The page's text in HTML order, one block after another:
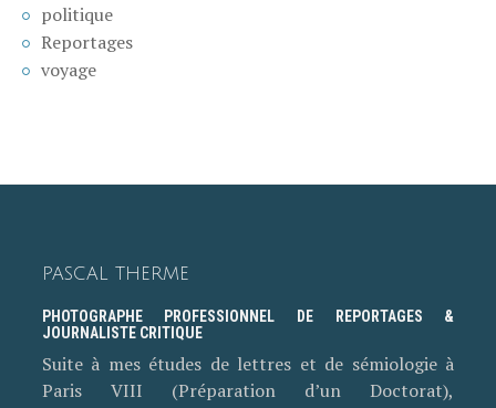
politique
Reportages
voyage
PASCAL THERME
PHOTOGRAPHE PROFESSIONNEL DE REPORTAGES &
JOURNALISTE CRITIQUE
Suite à mes études de lettres et de sémiologie à
Paris VIII (Préparation d’un Doctorat),